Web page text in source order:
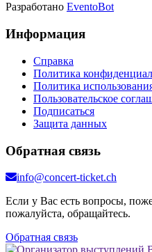
Разработано EventoBot
Информация
Справка
Политика
Политика
Пользовательское
Подписаться
Защита данных
Обратная связь
info@concert-ticket.ch
Если у Вас есть вопросы,
пожалуйста, обращайтесь.
Обратная связь